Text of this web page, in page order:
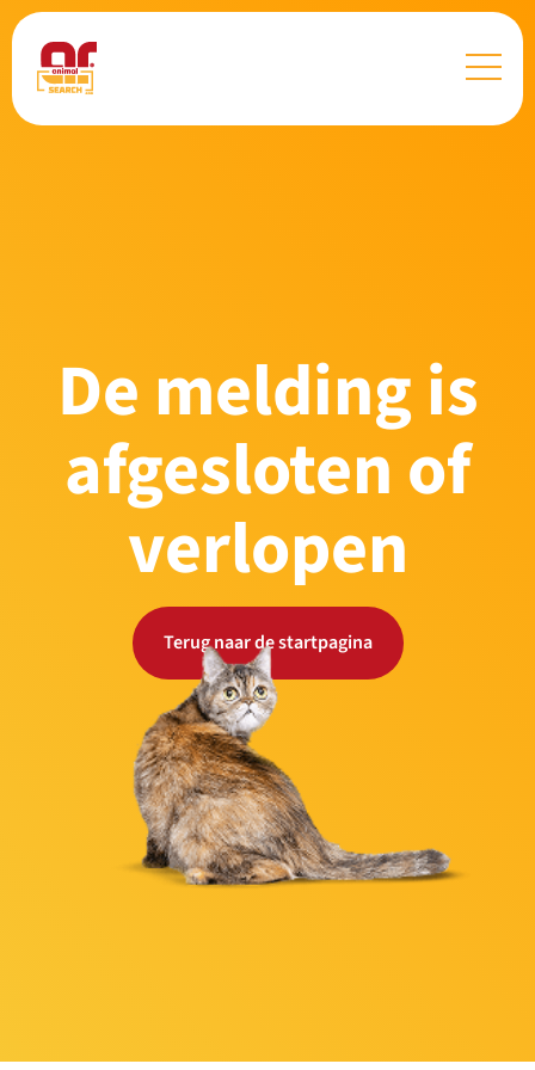
De melding is
afgesloten of
verlopen
Terug naar de startpagina